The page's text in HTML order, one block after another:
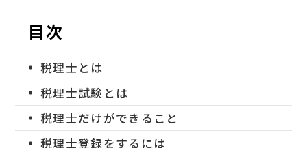
目次
税理士とは
税理士試験とは
税理士だけができること
税理士登録をするには